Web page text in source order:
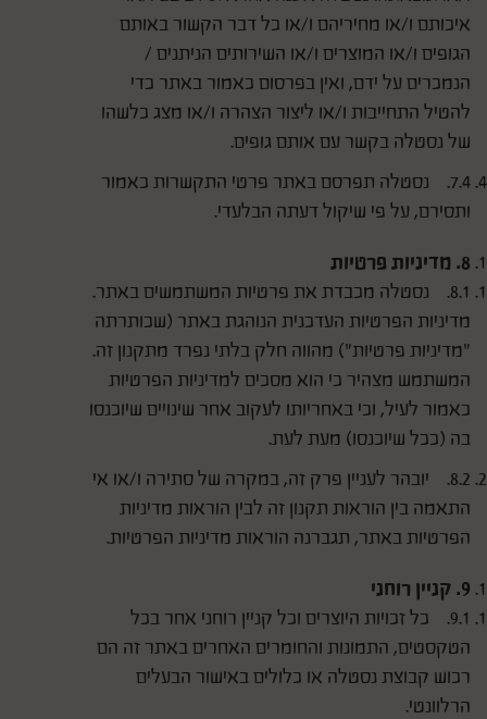
איכותם ו/או מחיריהם ו/או כל דבר הקשור באותם
הגופים ו/או המוצרים ו/או השירותים הניתנים /
הנמכרים על ידם, ואין בפרסום כאמור באתר כדי
להטיל התחייבות ו/או ליצור הצהרה ו/או מצג כלשהו
של נסטלה בקשר עם אותם גופים.
7.4. נסטלה תפרסם באתר פרטי התקשרות כאמור
ותסירם, על פי שיקול דעתה הבלעדי.
8. מדיניות פרטיות
8.1. נסטלה מכבדת את פרטיות המשתמשים באתר.
מדיניות הפרטיות העדכנית הנוהגת באתר (שכותרתה
"מדיניות פרטיות") מהווה חלק בלתי נפרד מתקנון זה.
המשתמש מצהיר כי הוא מסכים למדיניות הפרטיות
כאמור לעיל, וכי באחריותו לעקוב אחר שינויים שיוכנסו
בה (ככל שיוכנסו) מעת לעת.
8.2. יובהר לעניין פרק זה, במקרה של סתירה ו/או אי
התאמה בין הוראות תקנון זה לבין הוראות מדיניות
הפרטיות באתר, תגברנה הוראות מדיניות הפרטיות.
9. קניין רוחני
9.1. כל זכויות היוצרים וכל קניין רוחני אחר בכל
הטקסטים, התמונות והחומרים האחרים באתר זה הם
רכוש קבוצת נסטלה או כלולים באישור הבעלים
הרלוונטי.